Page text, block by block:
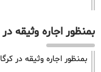
بمنظور اجاره وثیقه
بمنظور اجاره وثیقه در